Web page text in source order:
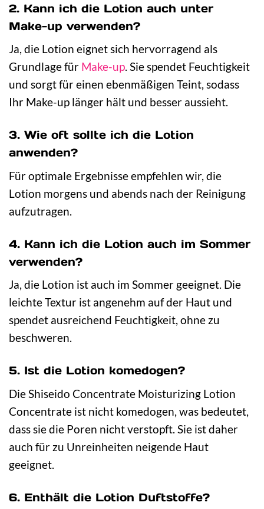
2. Kann ich die Lotion auch unter
Make-up verwenden?
Ja, die Lotion eignet sich hervorragend als
Grundlage für Make-up. Sie spendet Feuchtigkeit
und sorgt für einen ebenmäßigen Teint, sodass
Ihr Make-up länger hält und besser aussieht.
3. Wie oft sollte ich die Lotion
anwenden?
Für optimale Ergebnisse empfehlen wir, die
Lotion morgens und abends nach der Reinigung
aufzutragen.
4. Kann ich die Lotion auch im Sommer
verwenden?
Ja, die Lotion ist auch im Sommer geeignet. Die
leichte Textur ist angenehm auf der Haut und
spendet ausreichend Feuchtigkeit, ohne zu
beschweren.
5. Ist die Lotion komedogen?
Die Shiseido Concentrate Moisturizing Lotion
Concentrate ist nicht komedogen, was bedeutet,
dass sie die Poren nicht verstopft. Sie ist daher
auch für zu Unreinheiten neigende Haut
geeignet.
6. Enthält die Lotion Duftstoffe?